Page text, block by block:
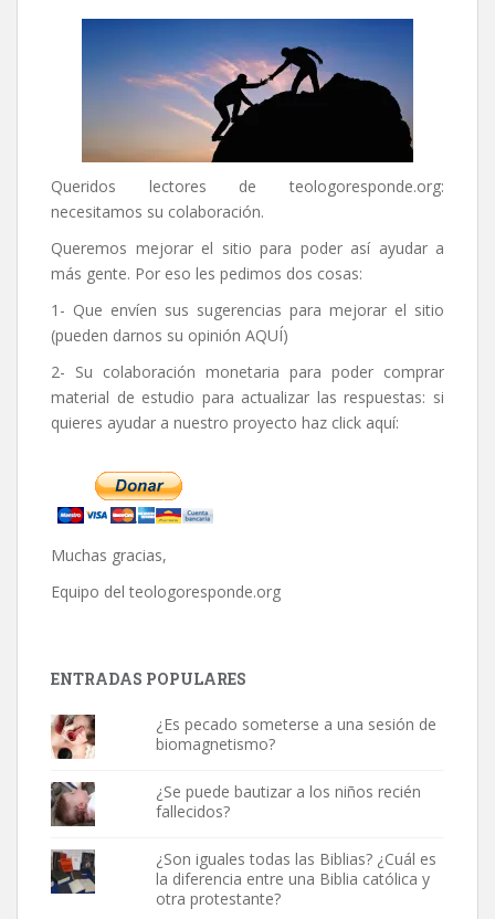
Queridos lectores de teologoresponde.org:
necesitamos su colaboración.
Queremos mejorar el sitio para poder así ayudar a
más gente. Por eso les pedimos dos cosas:
1- Que envíen sus sugerencias para mejorar el sitio
(pueden darnos su opinión AQUÍ)
2- Su colaboración monetaria para poder comprar
material de estudio para actualizar las respuestas: si
quieres ayudar a nuestro proyecto haz click aquí:
Muchas gracias,
Equipo del teologoresponde.org
ENTRADAS POPULARES
¿Es pecado someterse a una sesión de
biomagnetismo?
¿Se puede bautizar a los niños recién
fallecidos?
¿Son iguales todas las Biblias? ¿Cuál es
la diferencia entre una Biblia católica y
otra protestante?